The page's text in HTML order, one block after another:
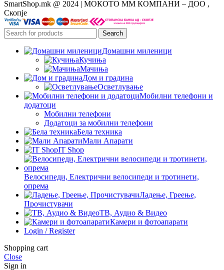
SmartShop.mk @ 2024 | МОКОТО ММ КОМПАНИ – ДОО ,
Скопје
Search
Домашни миленици
Кучиња
Мачиња
Дом и градина
Осветлување
Мобилни телефони и
додатоци
Мобилни телефони
Додатоци за мобилни телефони
Бела техника
Мали Апарати
IT Shop
Велосипеди, Електрични велосипеди и тротинети,
опрема
Ладење, Греење,
Прочистувачи
ТВ, Аудио & Видео
Камери и фотоапарати
Login / Register
Shopping cart
Close
Sign in